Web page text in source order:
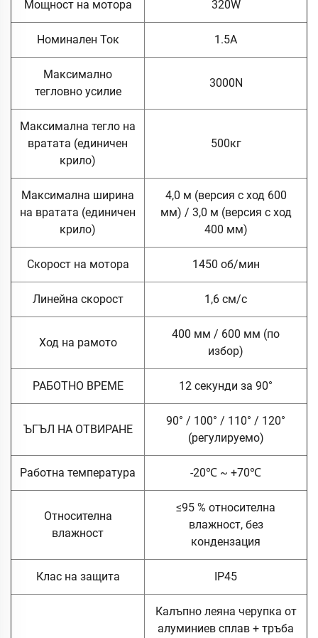
Мощност на мотора 320W
Номинален Ток 1.5A
Максимално
тегловно усилие
3000N
Максимална тегло на
вратата (единичен
крило)
500кг
Максимална ширина
на вратата (единичен
крило)
4,0 м (версия с ход 600
мм) / 3,0 м (версия с ход
400 мм)
Скорост на мотора 1450 об/мин
Линейна скорост 1,6 см/с
Ход на рамото
400 мм / 600 мм (по
избор)
РАБОТНО ВРЕМЕ 12 секунди за 90°
ЪГЪЛ НА ОТВИРАНЕ
90° / 100° / 110° / 120°
(регулируемо)
Работна температура -20℃ ~ +70℃
Относителна
влажност
≤95 % относителна
влажност, без
кондензация
Клас на защита IP45
Калъпно леяна черупка от
алуминиев сплав + тръба